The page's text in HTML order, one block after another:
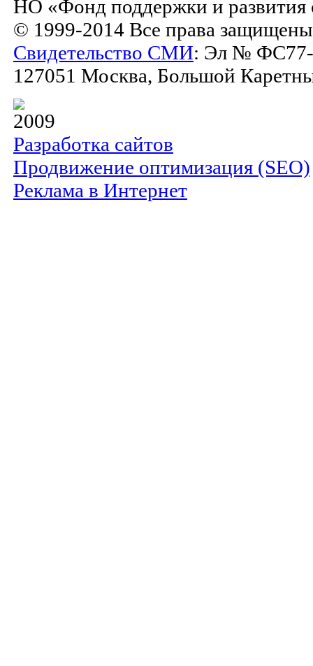
НО «Фонд поддержки и развития
© 1999-2014 Все права
Свидетельство СМИ: Эл № ФС77-
127051 Москва, Большой
2009
Разработка сайтов
Продвижение оптимизация (SEO)
Реклама в Интернет